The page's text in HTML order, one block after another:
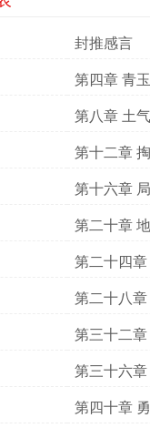
封推感言
第四章 青
第八章 土
第十二章
第十六章
第二十章
第二十四
第二十八
第三十二
第三十六
第四十章